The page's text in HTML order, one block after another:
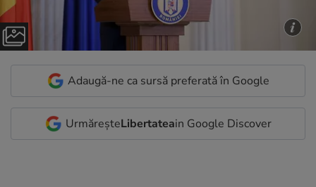
Adaugă-ne ca sursă preferată în Google
UrmăreșteLibertateain Google Discover